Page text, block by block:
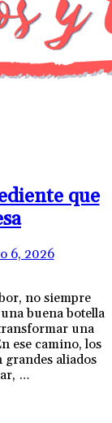
que
6, 2026
no siempre
buena botella
una
ese camino, los
aliados
…